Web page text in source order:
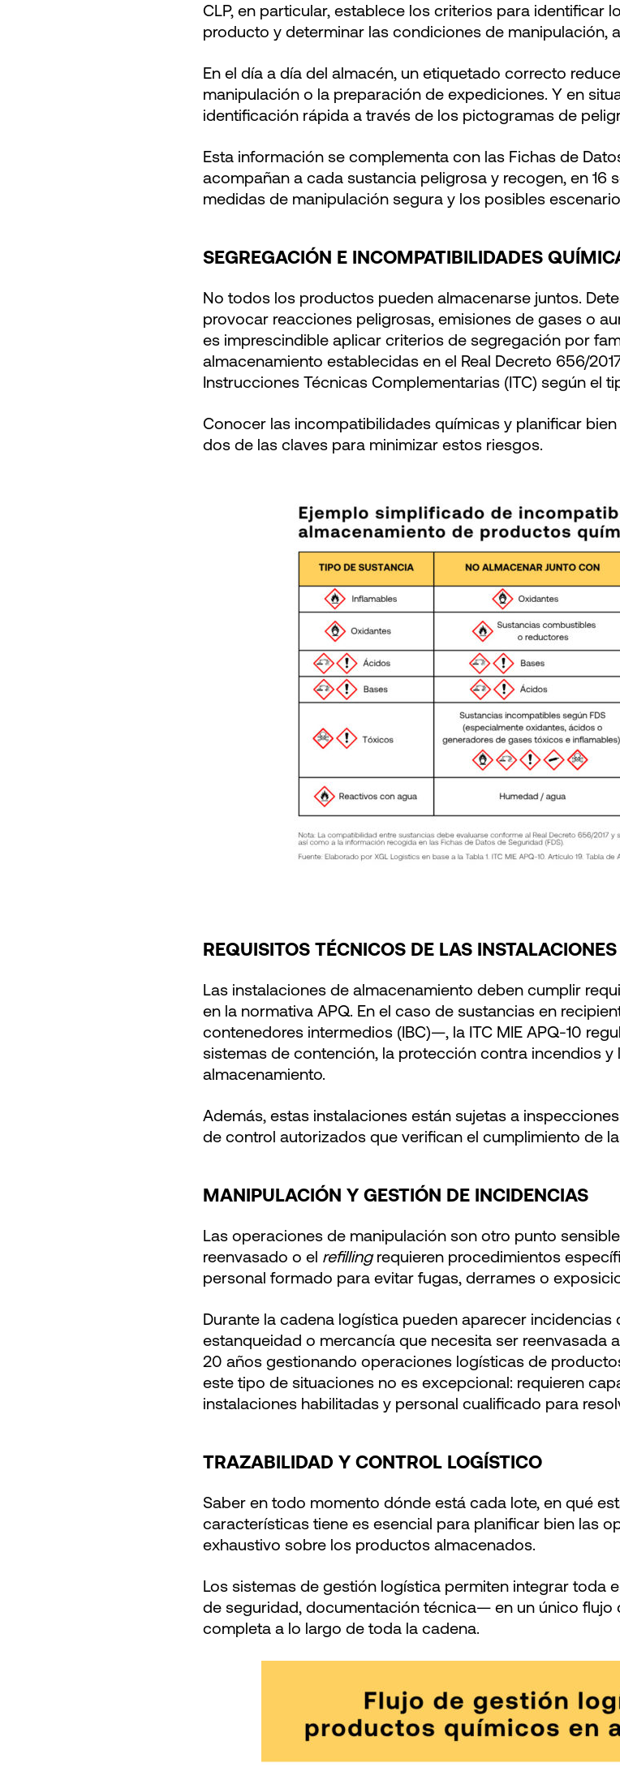
CLP, en particular, establece los criterios para identificar
producto y determinar las condiciones de manipulación,
En el día a día del almacén, un etiquetado correcto
manipulación o la preparación de expediciones. Y en
identificación rápida a través de los pictogramas de
Esta información se complementa con las Fichas de
acompañan a cada sustancia peligrosa y recogen, en 16
medidas de manipulación segura y los posibles
SEGREGACIÓN E INCOMPATIBILIDADES
No todos los productos pueden almacenarse juntos.
provocar reacciones peligrosas, emisiones de gases o
es imprescindible aplicar criterios de segregación por
almacenamiento establecidas en el Real Decreto 656/
Instrucciones Técnicas Complementarias (ITC) según el
Conocer las incompatibilidades químicas y planificar
dos de las claves para minimizar estos riesgos.
REQUISITOS TÉCNICOS DE LAS INSTALACIONES
Las instalaciones de almacenamiento deben cumplir
en la normativa APQ. En el caso de sustancias en
contenedores intermedios (IBC)—, la ITC MIE APQ-10
sistemas de contención, la protección contra incendios y
almacenamiento.
Además, estas instalaciones están sujetas a
de control autorizados que verifican el cumplimiento de
MANIPULACIÓN Y GESTIÓN DE INCIDENCIAS
Las operaciones de manipulación son otro punto
reenvasado o el refillingrequieren procedimientos
personal formado para evitar fugas, derrames o
Durante la cadena logística pueden aparecer
estanqueidad o mercancía que necesita ser reenvasada
20 años gestionando operaciones logísticas de
este tipo de situaciones no es excepcional: requieren
instalaciones habilitadas y personal cualificado para
TRAZABILIDAD Y CONTROL LOGÍSTICO
Saber en todo momento dónde está cada lote, en qué
características tiene es esencial para planificar bien las
exhaustivo sobre los productos almacenados.
Los sistemas de gestión logística permiten integrar toda
de seguridad, documentación técnica— en un único flujo
completa a lo largo de toda la cadena.